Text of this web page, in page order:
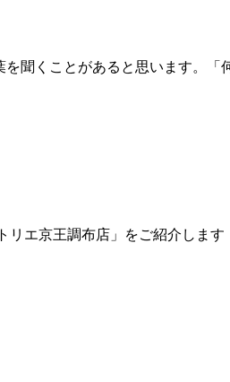
聞くことがあると思います。
リエ京王調布店」をご紹介しま